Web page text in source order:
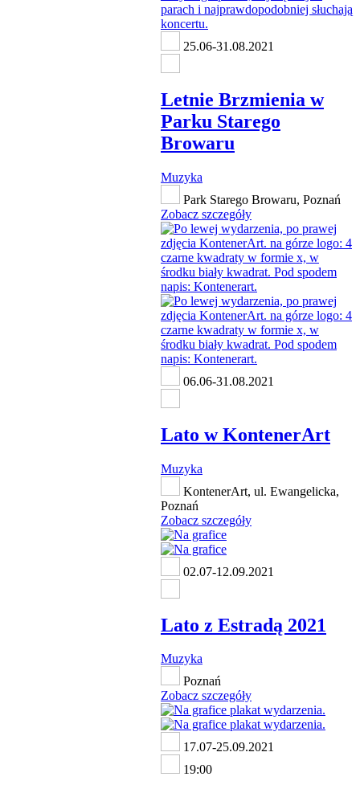
25.06-31.08.2021
Letnie Brzmienia w
Parku Starego
Browaru
Muzyka
Park Starego Browaru, Poznań
Zobacz szczegóły
06.06-31.08.2021
Lato w KontenerArt
Muzyka
KontenerArt, ul. Ewangelicka,
Poznań
Zobacz szczegóły
02.07-12.09.2021
Lato z Estradą 2021
Muzyka
Poznań
Zobacz szczegóły
17.07-25.09.2021
19:00